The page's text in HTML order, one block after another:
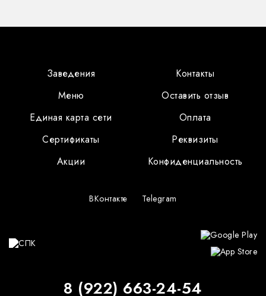
Заведения
Меню
Единая карта сети
Сертификаты
Акции
Контакты
Оставить отзыв
Оплата
Реквизиты
Конфиденциальность
ВКонтакте Telegram
8 (922) 663-24-54